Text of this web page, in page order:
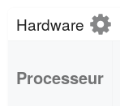
Hardware
Processeur